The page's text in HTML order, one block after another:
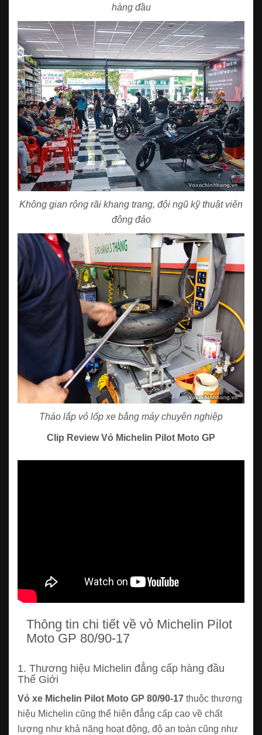
hàng đầu
Không gian rộng rãi khang trang, đội ngũ kỹ thuật viên
đông đảo
Tháo lắp vỏ lốp xe bằng máy chuyên nghiệp
Clip Review Vỏ Michelin Pilot Moto GP
Thông tin chi tiết về vỏ Michelin Pilot
Moto GP 80/90-17
1. Thương hiệu Michelin đẳng cấp hàng đầu
Thế Giới
Vỏ xe Michelin Pilot Moto GP 80/90-17 thuộc thương
hiệu Michelin cũng thể hiện đẳng cấp cao về chất
lượng như khả năng hoạt động, độ an toàn cũng như